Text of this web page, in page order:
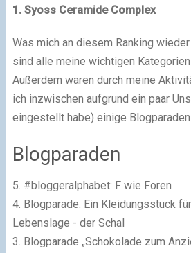
1. Syoss Ceramide Complex
Was mich an diesem Ranking
sind alle meine wichtigen
Außerdem waren durch meine
ich inzwischen aufgrund ein paar
eingestellt habe) einige
Blogparaden
5. #bloggeralphabet: F wie Foren
4. Blogparade: Ein Kleidungsstück
Lebenslage - der Schal
3. Blogparade „Schokolade zum